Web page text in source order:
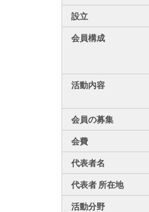
設立
会員構成
活動内容
会員の募集
会費
代表者名
代表者 所在地
活動分野